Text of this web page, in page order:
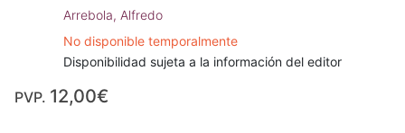
Arrebola, Alfredo
No disponible temporalmente
Disponibilidad sujeta a la información del editor
PVP. 12,00€